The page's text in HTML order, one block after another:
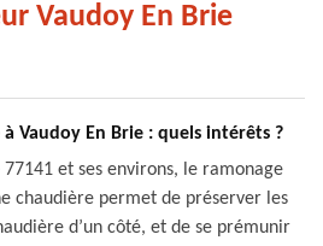
Vaudoy En Brie
Vaudoy En Brie : quels intérêts ?
77141 et ses environs, le ramonage
chaudière permet de préserver les
d’un côté, et de se prémunir